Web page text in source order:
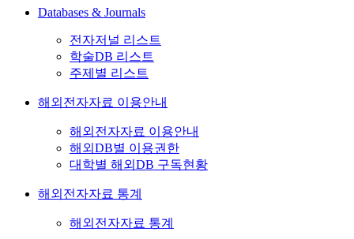
Databases & Journals
전자저널 리스트
학술DB 리스트
주제별 리스트
해외전자자료 이용안내
해외전자자료 이용안내
해외DB별 이용권한
대학별 해외DB 구독현황
해외전자자료 통계
해외전자자료 통계